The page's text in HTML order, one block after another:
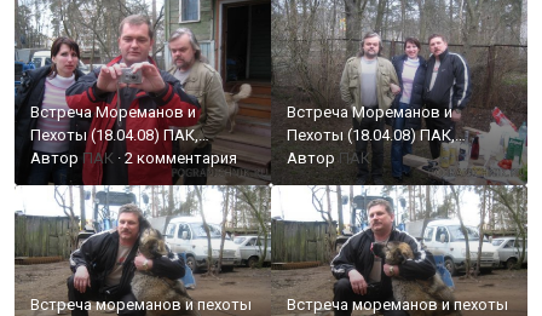
Встреча Мореманов и
Пехоты (18.04.08) ПАК,
РОДЖЕР, ПСБ, Лева
Автор ПАК · 2 комментария
Встреча Мореманов и
Пехоты (18.04.08) ПАК,
РОДЖЕР, ПСБ, Лева
АвторПАК
Встреча мореманов и пехоты
Встреча мореманов и пехоты